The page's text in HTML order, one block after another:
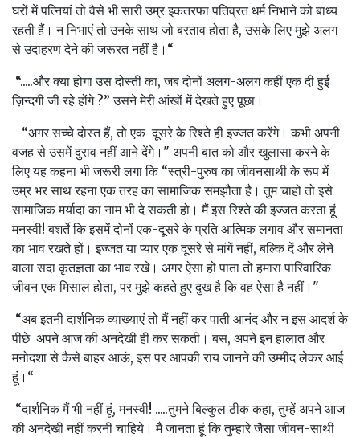
घरों में पत्नियां तो वैसे भी सारी उम्र इकतरफा पतिव्रत धर्म निभाने को बाध्‍य
रहती हैं। न निभाएं तो उनके साथ जो बरताव होता है, उसके लिए मुझे अलग
से उदाहरण देने की जरूरत नहीं है।“
“.....और क्‍या होगा उस दोस्‍ती का, जब दोनों अलग-अलग कहीं एक दी हुई
ज़िन्दगी जी रहे होंगे ?” उसने मेरी आंखों में देखते हुए पूछा।
“अगर सच्‍चे दोस्‍त हैं, तो एक-दूसरे के रिश्‍ते ही इज्‍जत करेंगे। कभी अपनी
वजह से उसमें दुराव नहीं आने देंगे।" अपनी बात को और खुलासा करने के
लिए यह कहना भी जरूरी लगा कि “स्‍त्री-पुरुष का जीवनसाथी के रूप में
उम्र भर साथ रहना एक तरह का सामाजिक समझौता है। तुम चाहो तो इसे
सामाजिक मर्यादा का नाम भी दे सकती हो। मैं इस रिश्‍ते की इज्‍जत करता हूं
मनस्‍वी! बशर्ते कि इसमें दोनों एक-दूसरे के प्रति आत्मिक लगाव और समानता
का भाव रखते हों। इज्‍जत या प्‍यार एक दूसरे से मांगें नहीं, बल्कि दें और लेने
वाला सदा कृतज्ञता का भाव रखे। अगर ऐसा हो पाता तो हमारा पारिवारिक
जीवन एक मिसाल होता, पर मुझे कहते हुए दुख है कि वह ऐसा है नहीं।"
“अब इतनी दार्शनिक व्‍याख्‍याएं तो मैं नहीं कर पाती आनंद और न इस आदर्श के
पीछे अपने आज की अनदेखी ही कर सकती। बस, अपने इन हालात और
मनोदशा से कैसे बाहर आऊं, इस पर आपकी राय जानने की उम्‍मीद ले‍कर आई
हूं।“
“दार्शनिक मैं भी नहीं हूं, मनस्‍वी! .....तुमने बिल्‍कुल ठीक कहा, तुम्‍हें अपने आज
की अनदेखी नहीं करनी चाहिये। मैं जानता हूं कि तुम्‍हारे जैसा जीवन-साथी